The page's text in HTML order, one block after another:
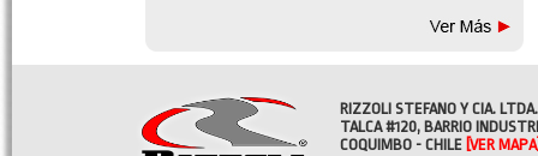
RIZZOLI STEFANO Y CIA. LTDA.
TALCA #120, BARRIO
COQUIMBO - CHILE [VER